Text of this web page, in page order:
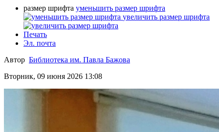
размер шрифта уменьшить размер шрифта
увеличить размер шрифта
Печать
Эл. почта
Автор Библиотека им. Павла Бажова
Вторник, 09 июня 2026 13:08